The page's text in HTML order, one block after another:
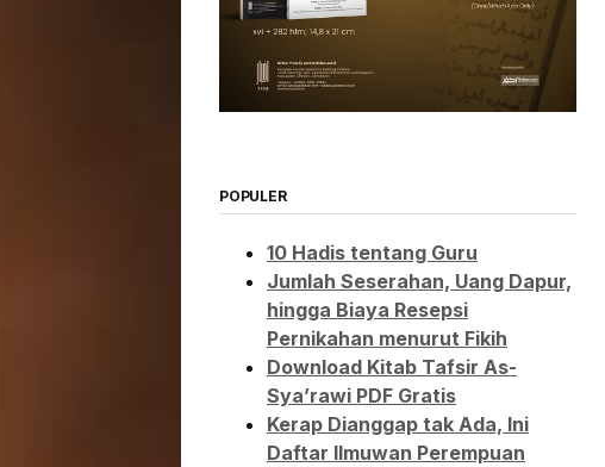
POPULER
10 Hadis tentang Guru
Jumlah Seserahan, Uang Dapur,
hingga Biaya Resepsi
Pernikahan menurut Fikih
Download Kitab Tafsir As-
Sya’rawi PDF Gratis
Kerap Dianggap tak Ada, Ini
Daftar Ilmuwan Perempuan